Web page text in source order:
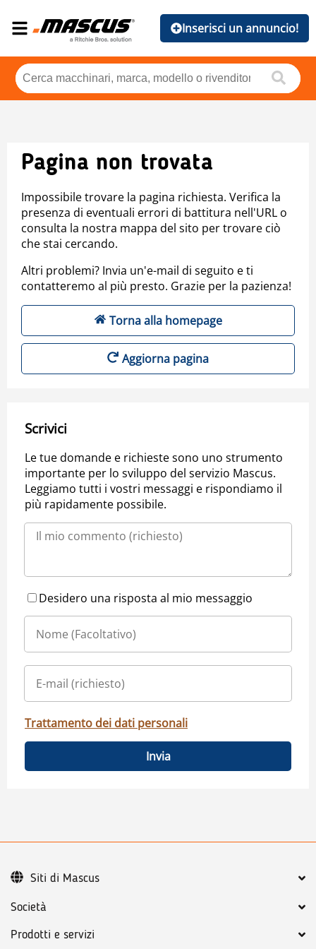
Inserisci un annuncio!
Pagina non trovata
Impossibile trovare la pagina richiesta. Verifica la
presenza di eventuali errori di battitura nell'URL o
consulta la nostra mappa del sito per trovare ciò
che stai cercando.
Altri problemi? Invia un'e-mail di seguito e ti
contatteremo al più presto. Grazie per la pazienza!
Torna alla homepage
Aggiorna pagina
Scrivici
Le tue domande e richieste sono uno strumento
importante per lo sviluppo del servizio Mascus.
Leggiamo tutti i vostri messaggi e rispondiamo il
più rapidamente possibile.
Desidero una risposta al mio messaggio
Trattamento dei dati personali
Invia
Società
Prodotti e servizi
Siti di Mascus